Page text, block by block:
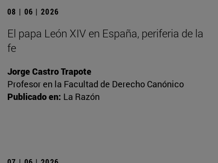
08 | 06 | 2026
El papa León XIV en España, periferia de la
fe
Jorge Castro Trapote
Profesor en la Facultad de Derecho Canónico
Publicado en: La Razón